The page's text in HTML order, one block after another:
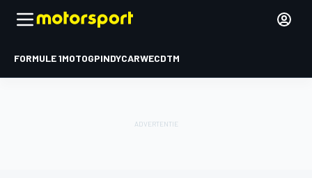
FORMULE 1MOTOGPINDYCARWECDTM